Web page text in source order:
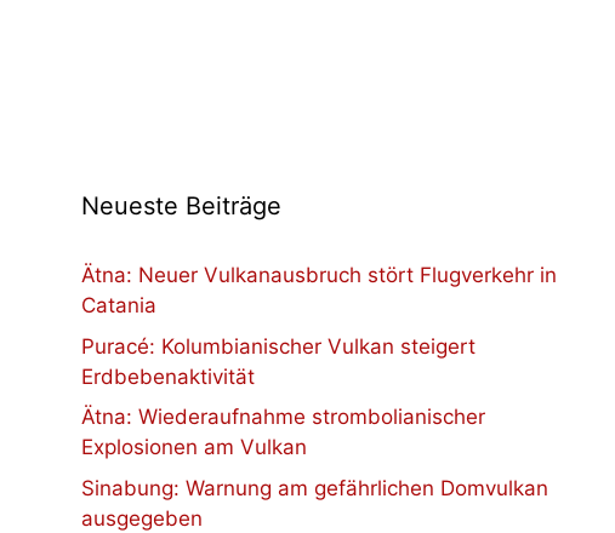
Neueste Beiträge
Ätna: Neuer Vulkanausbruch stört Flugverkehr in
Catania
Puracé: Kolumbianischer Vulkan steigert
Erdbebenaktivität
Ätna: Wiederaufnahme strombolianischer
Explosionen am Vulkan
Sinabung: Warnung am gefährlichen Domvulkan
ausgegeben